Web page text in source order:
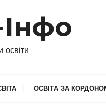
освіти
ОСВІТА ЗА